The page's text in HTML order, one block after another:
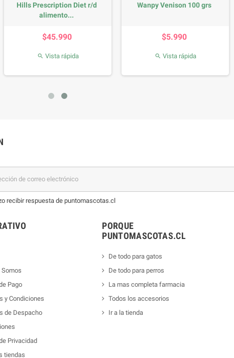
Hills Prescription Diet r/d
alimento...
$45.990
 Vista rápida
Wanpy Venison 100 grs
$5.990
 Vista rápida
recibir respuesta de puntomascotas.cl
Somos
Pago
y Condiciones
de Despacho
Privacidad
tiendas
PORQUE
PUNTOMASCOTAS.CL
De todo para gatos
De todo para perros
La mas completa farmacia
Todos los accesorios
Ir a la tienda